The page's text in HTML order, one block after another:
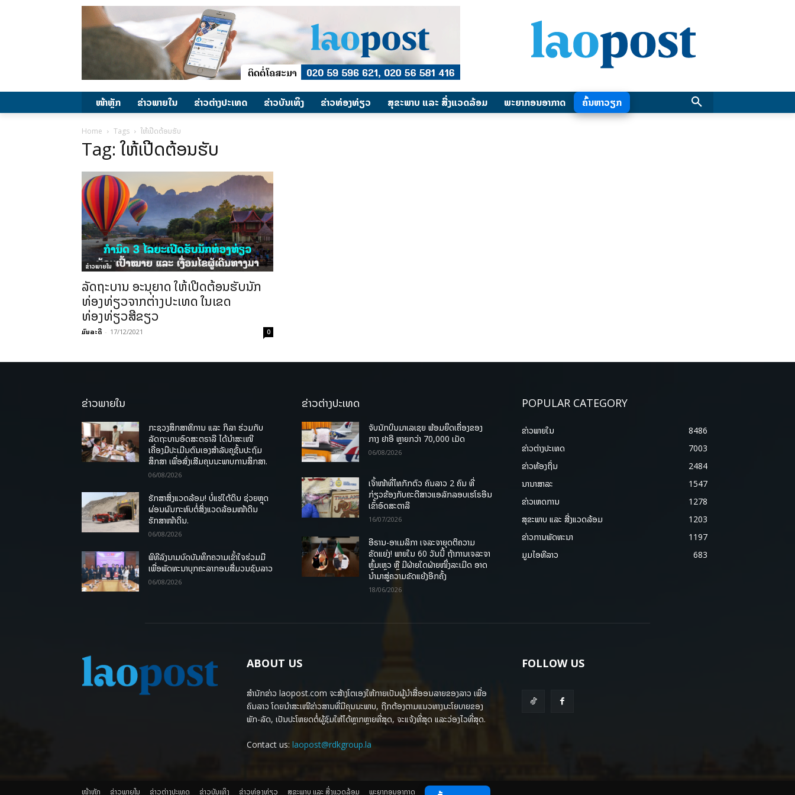
ໜ້າຫຼັກ ຂ່າວພາຍ​ໃນ ຂ່າວຕ່າງປະເທດ ​ຂ່າວບັນເທິງ ​ຂ່າວທ່ອງທ່ຽວ ສຸຂະພາບ ແລະ ສີ່ງແວດລ້ອມ ພະຍາກອນອາກາດ ຄົ້ນຫາວຽກ
Home Tags ໃຫ້ເປີດຕ້ອນຮັບ
Tag: ໃຫ້ເປີດຕ້ອນຮັບ
ຂ່າວພາຍ​ໃນ
ລັດຖະບານ ອະນຸຍາດ ໃຫ້ເປີດຕ້ອນຮັບນັກ
ທ່ອງທ່ຽວຈາກຕ່າງປະເທດ ໃນເຂດ
ທ່ອງທ່ຽວສີຂຽວ
ມົນລະດີ - 17/12/2021 0
ຂ່າວພາຍໃນ
ກະຊວງສຶກສາທິການ ແລະ ກິລາ ຮ່ວມກັບ
ລັດຖະບານອົດສະຕຣາລີ ໄດ້ນຳສະເໜີ
ເຄື່ອງມືປະເມີນຕົນເອງສຳລັບຄູຊັ້ນປະຖົມ
ສຶກສາ ເພື່ອສົ່ງເສີມຄຸນນະພາບການສຶກສາ.
06/08/2026
ຮັກສາສິ່ງແວດລ້ອມ! ບໍ່ແຮ່ໃຕ້ດິນ ຊ່ວຍຫຼຸດ
ຜ່ອນຜົນກະທົບຕໍ່ສິ່ງແວດລ້ອມໜ້າດິນ
ຮັກສາໜ້າດິນ.
06/08/2026
ພິທີລົງນາມບົດບັນທຶກຄວາມເຂົ້າໃຈຮ່ວມມື
ເພື່ອພັດທະນາບຸກຄະລາກອນສື່ມວນຊົນລາວ
06/08/2026
ຂ່າວຕ່າງປະເທດ
ຈັບນັກບິນມາເລເຊຍ ພ້ອມຍຶດເຄື່ອງຂອງ
ກາງ ຢາອີ ຫຼາຍກວ່າ 70,000 ເມັດ
06/08/2026
ເຈົ້າໜ້າທີ່ໄທກັກຕົວ ຄົນລາວ 2 ຄົນ ທີ່
ກ່ຽວຂ້ອງກັບຄະດີສາວແອລັກລອບເຮໂຣອີນ
ເຂົ້າອົດສະຕາລີ
16/07/2026
ອີຣານ-ອາເມລິກາ ເຈລະຈາຍຸດຕິຄວາມ
ຂັດແຍ່ງ! ພາຍໃນ 60 ວັນນີ້ ຖ້າການເຈລະຈາ
ຫຼົ້ມເຫຼວ ຫຼື ມີຝ່າຍໃດຝ່າຍໜຶ່ງລະເມີດ ອາດ
ນໍາມາສູ່ຄວາມຂັດແຍ້ງອີກຄັ້ງ
18/06/2026
POPULAR CATEGORY
ຂ່າວພາຍ​ໃນ
8486
ຂ່າວຕ່າງປະເທດ
7003
ຂ່າວທ້ອງຖິ່ນ
2484
ນານາສາລະ
1547
ຂ່າວເຫດການ
1278
ສຸຂະພາບ ແລະ ສີ່ງແວດລ້ອມ
1203
ຂ່າວການພັດທະນາ
1197
ມູມໄອທີລາວ
683
ABOUT US
ສຳນັກຂ່າວ laopost.com ຈະສ້າງໂຕເອງໃຫ້ກາຍເປັນຜູ້ນຳສື່ອອນລາຍຂອງລາວ ເພື່ອ
ຄົນລາວ ໂດຍນຳສະເໜີຂ່າວສານທີ່ມີຄຸນນະພາບ, ຖືກຕ້ອງຕາມແນວທາງນະໂຍບາຍຂອງ
ພັກ-ລັດ, ເປັນປະໂຫຍດຕໍ່ຜູ້ຊົມໃຫ້ໄດ້ຫຼາກຫຼາຍທີ່ສຸດ, ຈະແຈ້ງທີ່ສຸດ ແລະວ່ອງໄວທີ່ສຸດ.
Contact us: laopost@rdkgroup.la
FOLLOW US
ໜ້າຫຼັກ ຂ່າວພາຍ​ໃນ ຂ່າວຕ່າງປະເທດ ​ຂ່າວບັນເທິງ ​ຂ່າວທ່ອງທ່ຽວ ສຸຂະພາບ ແລະ ສີ່ງແວດລ້ອມ ພະຍາກອນອາກາດ